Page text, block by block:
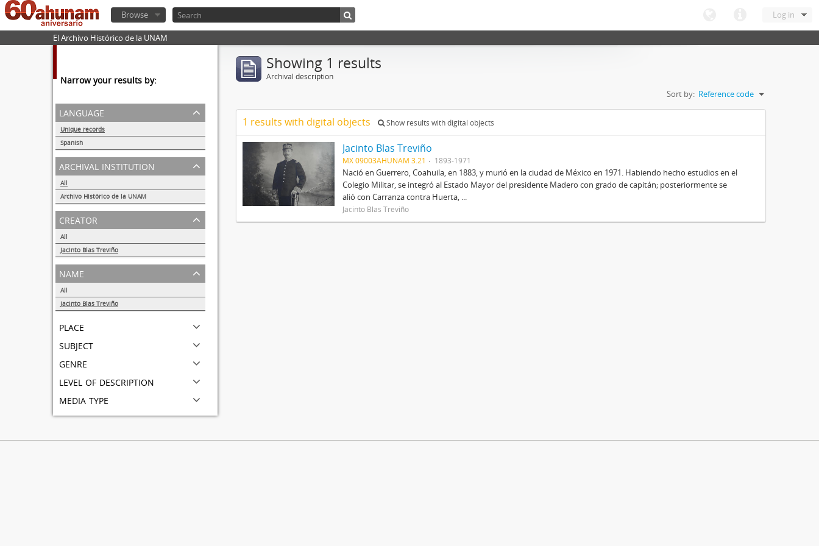
Log in
Browse
El Archivo Histórico de la UNAM
Narrow your results by:
language
Unique records
Spanish
1
archival institution
All
Archivo Histórico de la UNAM
1
creator
All
Jacinto Blas Treviño
1
name
All
Jacinto Blas Treviño
place
subject
genre
level of description
media type
Showing 1 results
Archival description
Sort by: Reference code
1 results with digital objects Show results with digital objects
Jacinto Blas Treviño
MX 09003AHUNAM 3.21 1893-1971
Nació en Guerrero, Coahuila, en 1883, y murió en la ciudad de México en 1971. Habiendo hecho estudios en el
Colegio Militar, se integró al Estado Mayor del presidente Madero con grado de capitán; posteriormente se
alió con Carranza contra Huerta, ...
Jacinto Blas Treviño